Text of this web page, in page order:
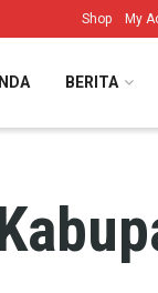
Shop My
BERITA